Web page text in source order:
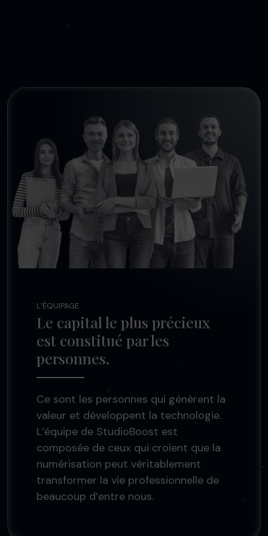
L’ÉQUIPAGE
Le capital le plus précieux
est constitué par les
personnes.
Ce sont les personnes qui génèrent la
valeur et développent la technologie.
L’équipe de StudioBoost est
composée de ceux qui croient que la
numérisation peut véritablement
transformer la vie professionnelle de
beaucoup d’entre nous.